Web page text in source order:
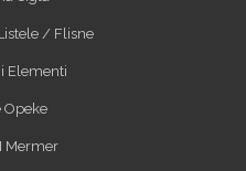
/ Flisne
Elementi
Opeke
Mermer